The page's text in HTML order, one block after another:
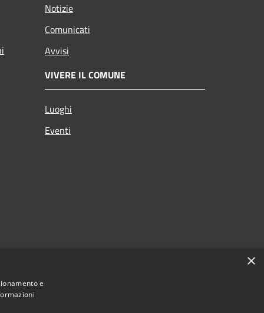
Notizie
Comunicati
Avvisi
VIVERE IL COMUNE
Luoghi
Eventi
×
e